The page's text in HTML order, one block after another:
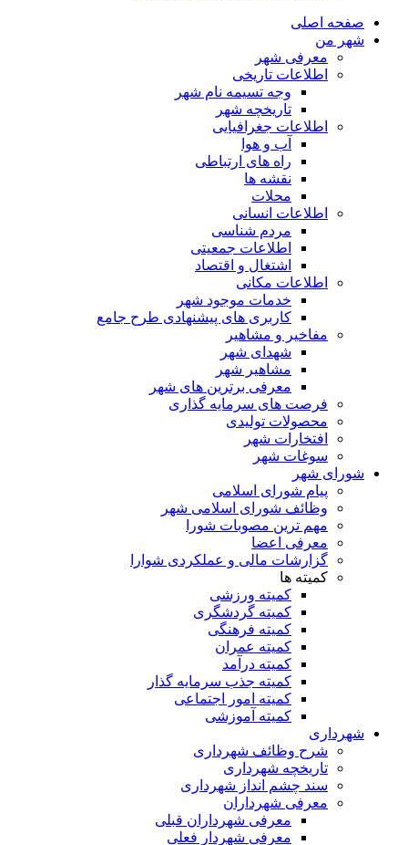
صفحه اصلی
شهر من
معرفی شهر
اطلاعات تاریخی
وجه تسیمه نام شهر
تاریخچه شهر
اطلاعات جغرافیایی
آب و هوا
راه های ارتباطی
نقشه ها
محلات
اطلاعات انسانی
مردم شناسی
اطلاعات جمعیتی
اشتغال و اقتصاد
اطلاعات مکانی
خدمات موجود شهر
کاربری های پیشنهادی طرح جامع
مفاخیر و مشاهیر
شهدای شهر
مشاهیر شهر
معرفی برترین های شهر
فرصت های سرمایه گذاری
محصولات تولیدی
افتخارات شهر
سوغات شهر
شورای شهر
پیام شورای اسلامی
وظائف شورای اسلامی شهر
مهم ترین مصوبات شورا
معرفی اعضا
گزارشات مالی و عملکردی شوارا
کمیته ها
کمیته ورزشی
کمیته گردشگری
کمیته فرهنگی
کمیته عمران
کمیته درآمد
کمیته جذب سرمایه گذار
کمیته امور اجتماعی
کمیته آموزشی
شهرداری
شرح وظائف شهرداری
تاریخچه شهرداری
سند چشم انداز شهرداری
معرفی شهرداران
معرفی شهرداران قبلی
معرفی شهردار فعلی